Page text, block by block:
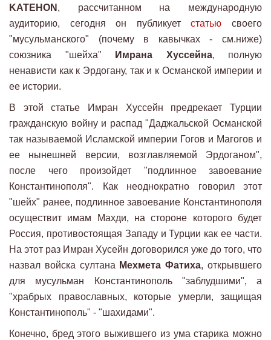
KATEHON , рассчитанном на международную
аудиторию, сегодня он публикуетстатью своего
"мусульманского" (почему в кавычках - см.ниже)
союзника "шейха"
Имрана Хуссейна, полную
ненависти как к Эрдогану, так и к Османской империи и
ее истории.
В этой статье Имран Хуссейн предрекает Турции
гражданскую войну и распад "Даджальской Османской
так называемой Исламской империи Гогов и Магогов и
ее нынешней версии, возглавляемой Эрдоганом",
после чего произойдет "подлинное завоевание
Константинополя". Как неоднократно говорил этот
"шейх" ранее, подлинное завоевание Константинополя
осуществит имам Махди, на стороне которого будет
Россия, противостоящая Западу и Турции как ее части.
На этот раз Имран Хусейн договорился уже до того, что
назвал войска султана Мехмета Фатиха, открывшего
для мусульман Константинополь "заблудшими", а
"храбрых православных, которые умерли, защищая
Константинополь" - "шахидами".
Конечно, бред этого выжившего из ума старика можно